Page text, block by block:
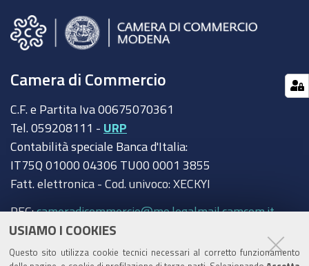
USIAMO I COOKIES
Questo sito utilizza cookie tecnici necessari al corretto funzionamento
Camera di Commercio
C.F. e Partita Iva 00675070361
Tel. 059208111 - URP
Contabilità speciale Banca d'Italia:
IT75Q 01000 04306 TU00 0001 3855
Fatt. elettronica - Cod. univoco: XECKYI
PEC:cameradicommercio@mo.legalmail.camcom.it
Trasparenza